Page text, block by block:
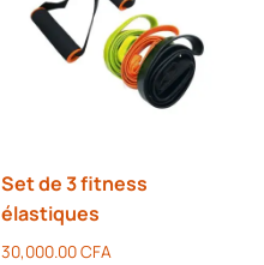
Set de 3 fitness
élastiques
30,000.00CFA